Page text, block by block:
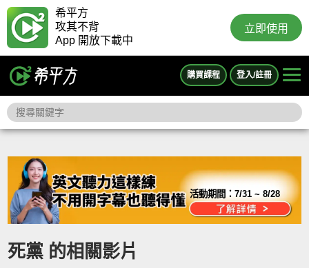
希平方
攻其不背
App 開放下載中
立即使用
購買課程 登入/註冊
活動期間：7/31 ~ 8/28
死黨 的相關影片